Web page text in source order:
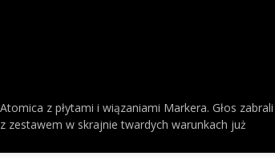
z płytami i wiązaniami Markera. Głos zabrali
zestawem w skrajnie twardych warunkach już